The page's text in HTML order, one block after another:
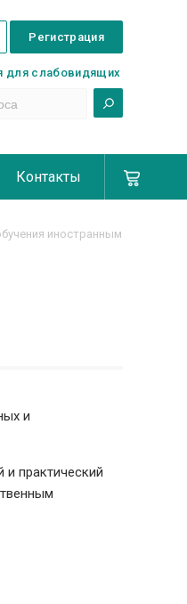
Регистрация
для слабовидящих
Контакты
иностранным
и
практический